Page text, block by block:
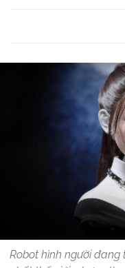
Robot hình người